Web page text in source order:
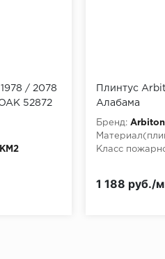
/ 2078
52872
КМ2
Плинтус
Алабама
Бренд: Arbiton
Класс
1 188 руб./м